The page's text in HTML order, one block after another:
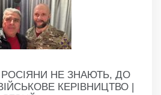
НЕ ЗНАЮТЬ, ДО
КЕРІВНИЦТВО |